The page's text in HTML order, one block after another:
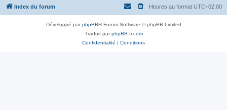
Index du forum Heures au format UTC+02:00
Développé parphpBB® Forum Software © phpBB Limited
Traduit parphpBB-fr.com
Confidentialité | Conditions